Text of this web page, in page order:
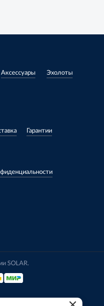
Аксессуары Эхолоты
Гарантии
SOLAR.